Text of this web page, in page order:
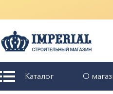
Каталог О